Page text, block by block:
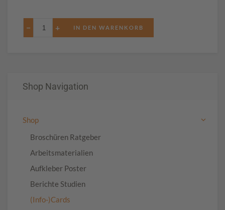
− +
Shop Navigation
Shop
Broschüren Ratgeber
Arbeitsmaterialien
Aufkleber Poster
Berichte Studien
(Info-)Cards